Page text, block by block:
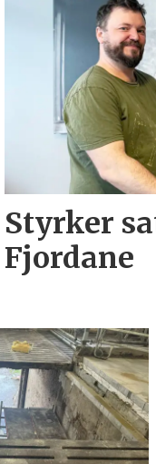
Styrker
Fjordane